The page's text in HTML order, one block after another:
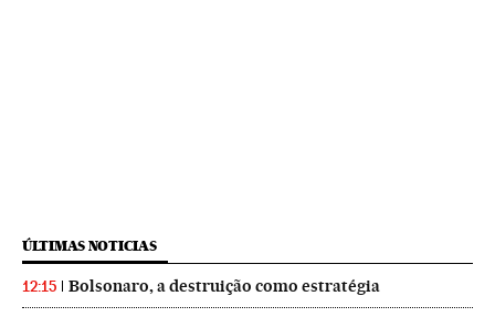
ÚLTIMAS NOTICIAS
12:15 Bolsonaro, a destruição como estratégia